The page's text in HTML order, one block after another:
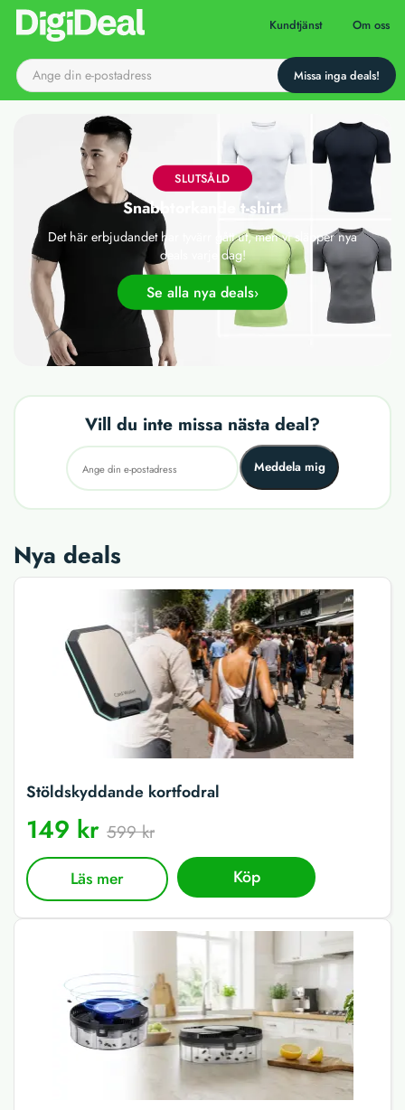
Till startsidan Kundtjänst Om oss
SLUTSÅLD
Snabbtorkande t-shirt
Det här erbjudandet har tyvärr gått ut, men vi släpper nya
deals varje dag!
Se alla nya deals
Vill du inte missa nästa deal?
Meddela mig
Nya deals
Stöldskyddande kortfodral
149 kr 599 kr
Läs mer Köp